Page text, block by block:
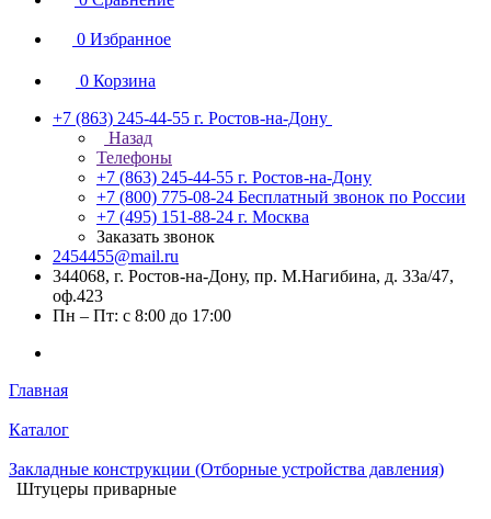
0 Избранное
0 Корзина
+7 (863) 245-44-55 г. Ростов-на-Дону
Назад
Телефоны
+7 (863) 245-44-55 г. Ростов-на-Дону
+7 (800) 775-08-24 Бесплатный звонок по России
+7 (495) 151-88-24 г. Москва
Заказать звонок
2454455@mail.ru
344068, г. Ростов-на-Дону, пр. М.Нагибина, д. 33а/47,
оф.423
Пн – Пт: с 8:00 до 17:00
Главная
Каталог
Закладные конструкции (Отборные устройства давления)
Штуцеры приварные